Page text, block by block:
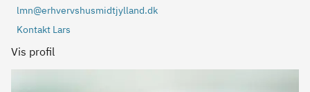
lmn@erhvervshusmidtjylland.dk
Kontakt Lars
Vis profil